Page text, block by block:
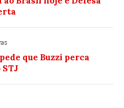
que Buzzi perca